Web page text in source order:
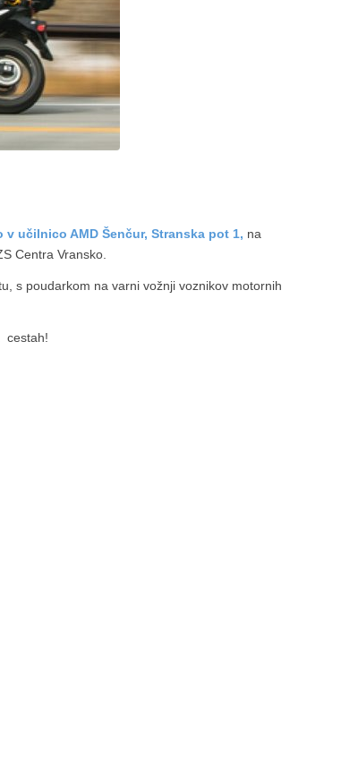
v učilnico AMD Šenčur, Stranska pot 1, na
Centra Vransko.
s poudarkom na varni vožnji voznikov motornih
cestah!